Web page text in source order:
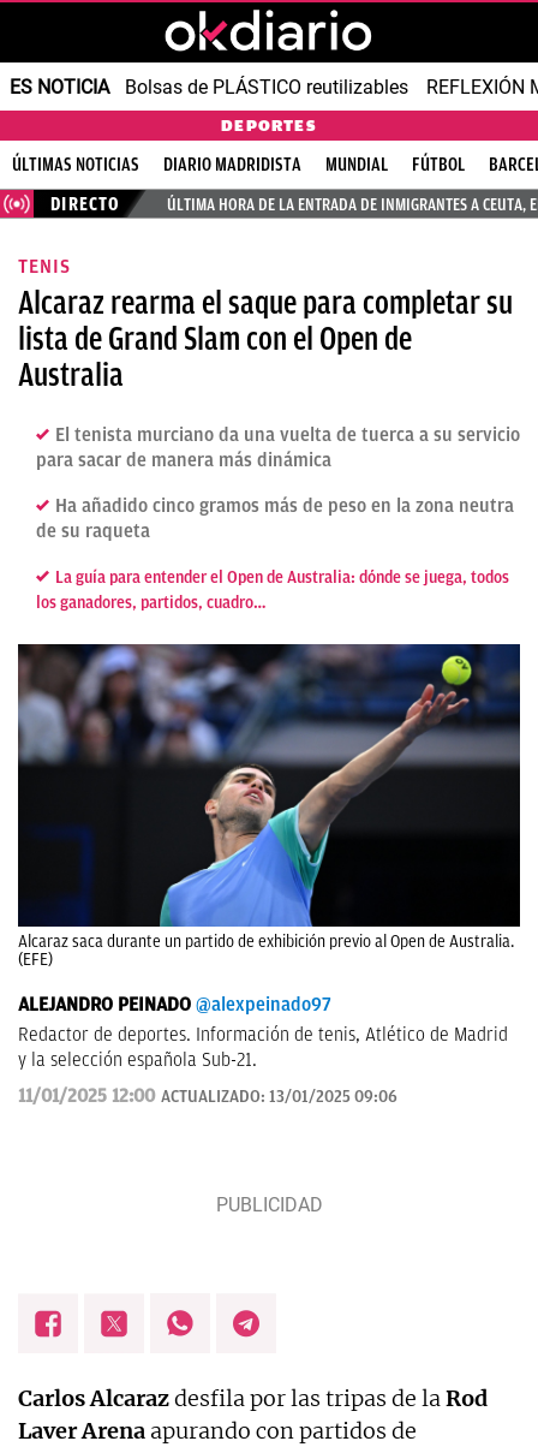
ES NOTICIA Bolsas de PLÁSTICO reutilizables REFLEXIÓN
DEPORTES
ÚLTIMAS NOTICIAS DIARIO MADRIDISTA MUNDIAL FÚTBOL
DIRECTO
ÚLTIMA HORA DE LA ENTRADA DE INMIGRANTES A CEUTA,
TENIS
Alcaraz rearma el saque para completar su
lista de Grand Slam con el Open de
Australia
El tenista murciano da una vuelta de tuerca a su servicio
para sacar de manera más dinámica
Ha añadido cinco gramos más de peso en la zona neutra
de su raqueta
La guía para entender el Open de Australia: dónde se juega, todos
los ganadores, partidos, cuadro…
Alcaraz saca durante un partido de exhibición previo al Open de Australia.
(EFE)
ALEJANDRO PEINADO @alexpeinado97
Redactor de deportes. Información de tenis, Atlético de Madrid
y la selección española Sub-21.
11/01/2025 12:00 ACTUALIZADO: 13/01/2025 09:06
Carlos Alcarazdesfila por las tripas de laRod
Laver Arena apurando con partidos de